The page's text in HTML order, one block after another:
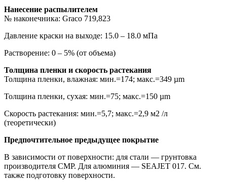
Нанесение распылителем
№ наконечника: Graco 719,823
Давление краски на выходе: 15.0 – 18.0 мПа
Растворение: 0 – 5% (от объема)
Толщина пленки и скорость растекания
Толщина пленки, влажная: мин.=174; макс.=349 µm
Толщина пленки, сухая: мин.=75; макс.=150 µm
Скорость растекания: мин.=5,7; макс.=2,9 м2 /л
(теоретически)
Предпочтительное предыдущее покрытие
В зависимости от поверхности: для стали — грунтовка
производителя CMP. Для алюминия — SEAJET 017. См.
также подготовку поверхности.